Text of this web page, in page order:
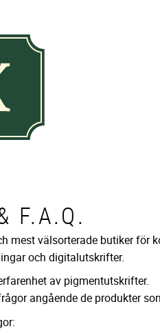
F.A.Q.
mest välsorterade butiker för
och digitalutskrifter.
av pigmentutskrifter.
angående de produkter